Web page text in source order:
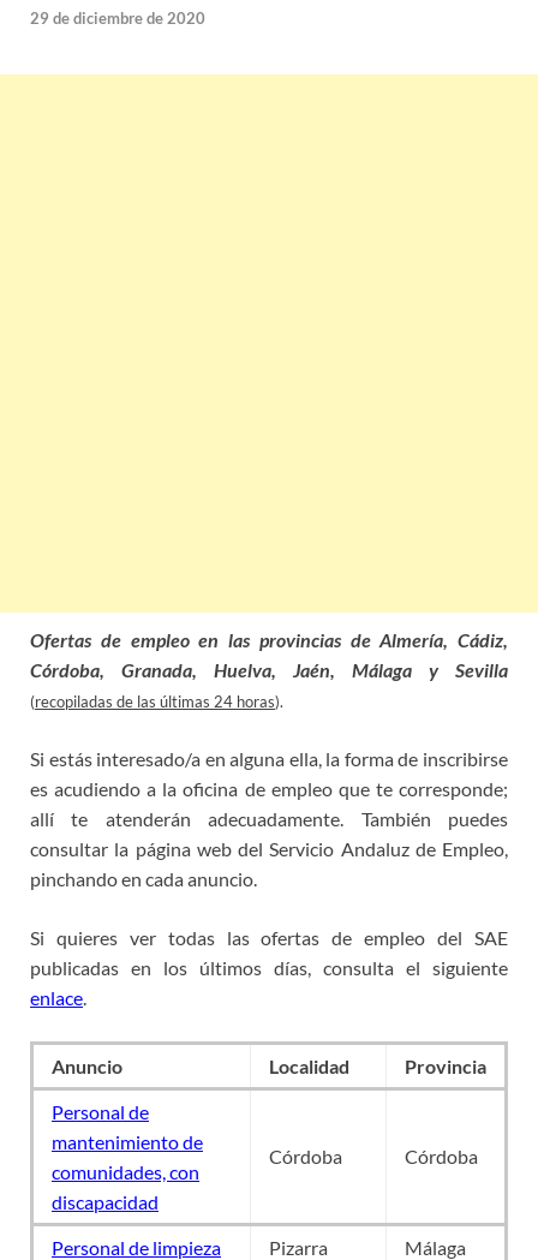
29 de diciembre de 2020
Ofertas de empleo en las provincias de Almería, Cádiz,
Córdoba, Granada, Huelva, Jaén, Málaga y Sevilla
(recopiladas de las últimas 24 horas).
Si estás interesado/a en alguna ella, la forma de inscribirse
es acudiendo a la oficina de empleo que te corresponde;
allí te atenderán adecuadamente. También puedes
consultar la página web del Servicio Andaluz de Empleo,
pinchando en cada anuncio.
Si quieres ver todas las ofertas de empleo del SAE
publicadas en los últimos días, consulta el siguiente
enlace
Anuncio Localidad
Provincia
Personal de
mantenimiento de
comunidades, con
discapacidad
Córdoba Córdoba
Personal de limpieza Pizarra
Málaga